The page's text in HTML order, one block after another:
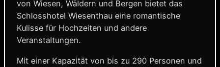
von Wiesen, Wäldern und Bergen bietet das
Schlosshotel Wiesenthau eine romantische
Kulisse für Hochzeiten und andere
Veranstaltungen.
Mit einer Kapazität von bis zu 290 Personen und